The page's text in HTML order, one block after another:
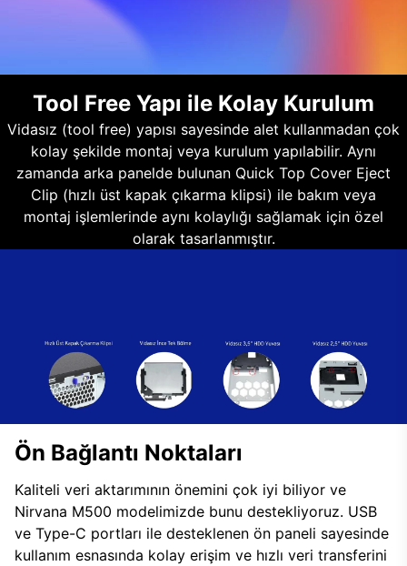
Tool Free Yapı ile Kolay Kurulum
Vidasız (tool free) yapısı sayesinde alet kullanmadan çok
kolay şekilde montaj veya kurulum yapılabilir. Aynı
zamanda arka panelde bulunan Quick Top Cover Eject
Clip (hızlı üst kapak çıkarma klipsi) ile bakım veya
montaj işlemlerinde aynı kolaylığı sağlamak için özel
olarak tasarlanmıştır.
Ön Bağlantı Noktaları
Kaliteli veri aktarımının önemini çok iyi biliyor ve
Nirvana M500 modelimizde bunu destekliyoruz. USB
ve Type-C portları ile desteklenen ön paneli sayesinde
kullanım esnasında kolay erişim ve hızlı veri transferini